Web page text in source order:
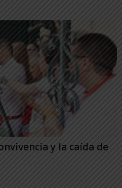
y la caída de